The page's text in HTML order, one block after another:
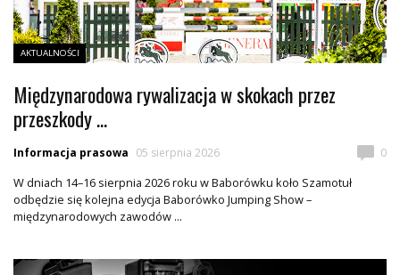
AKTUALNOŚCI
Międzynarodowa rywalizacja w skokach przez
przeszkody ...
Informacja prasowa 05 sierpnia 2026 0
W dniach 14–16 sierpnia 2026 roku w Baborówku koło Szamotuł
odbędzie się kolejna edycja Baborówko Jumping Show –
międzynarodowych zawodów ...